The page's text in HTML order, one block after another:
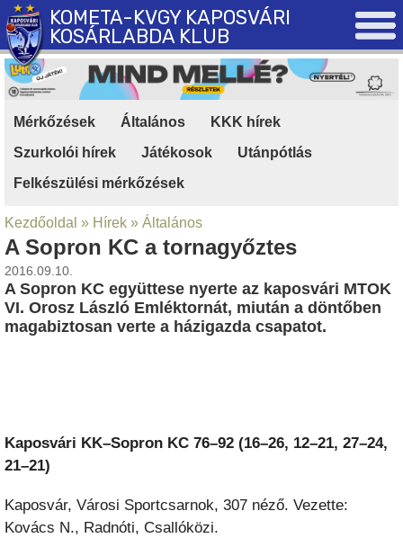
KOMETA-KVGY KAPOSVÁRI
KOSÁRLABDA KLUB
Mérkőzések Általános KKK hírek
Szurkolói hírek
Játékosok Utánpótlás
Felkészülési mérkőzések
Kezdőoldal » Hírek » Általános
A Sopron KC a tornagyőztes
2016.09.10.
A Sopron KC együttese nyerte az kaposvári MTOK
VI. Orosz László Emléktornát, miután a döntőben
magabiztosan verte a házigazda csapatot.
Kaposvári KK–Sopron KC 76–92 (16–26, 12–21, 27–24,
21–21)
Kaposvár, Városi Sportcsarnok, 307 néző. Vezette:
Kovács N., Radnóti, Csallóközi.